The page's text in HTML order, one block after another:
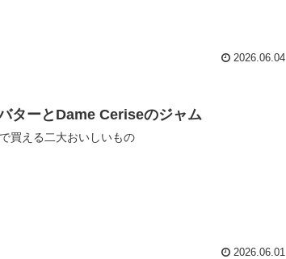
2026.06.04
ターとDame Ceriseのジャム
買える二大おいしいもの
2026.06.01